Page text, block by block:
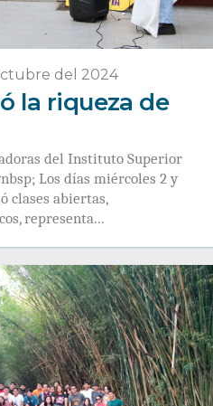
del 2024
la riqueza de
del Instituto Superior
Los días miércoles 2 y
clases abiertas,
representa...